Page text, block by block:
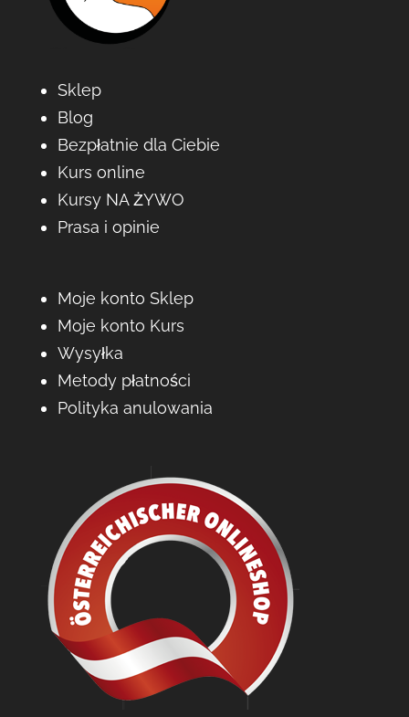
Sklep
Blog
Bezpłatnie dla Ciebie
Kurs online
Kursy NA ŻYWO
Prasa i opinie
Moje konto Sklep
Moje konto Kurs
Wysyłka
Metody płatności
Polityka anulowania